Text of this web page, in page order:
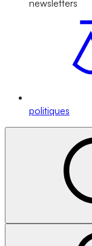
newsletters
politiques